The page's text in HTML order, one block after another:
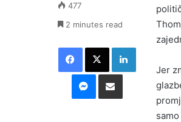
Jer
477
2 minutes read
Facebook
X LinkedIn
Messenger
Podijeli putem E-maila